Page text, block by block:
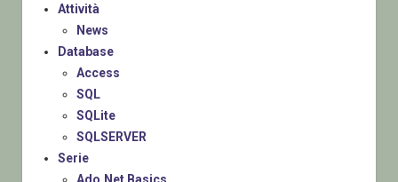
Attività
News
Database
Access
SQL
SQLite
SQLSERVER
Serie
Ado.Net Basics